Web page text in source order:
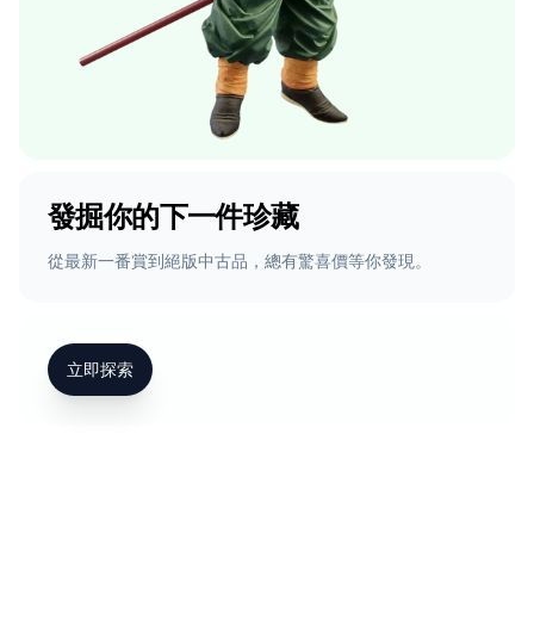
發掘你的下一件珍藏
從最新一番賞到絕版中古品，總有驚喜價等你發現。
立即探索